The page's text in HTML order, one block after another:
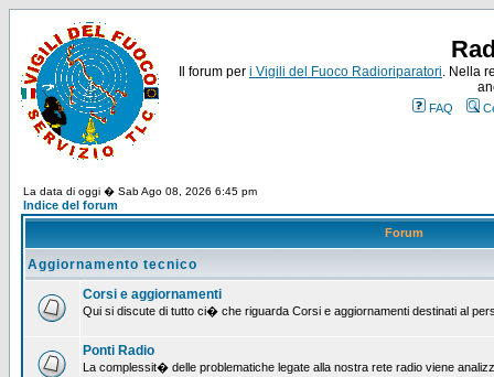
Il forum per i Vigili del Fuoco Radioriparatori. Nella
FAQ
La data di oggi � Sab Ago 08, 2026 6:45 pm
Indice del forum
Forum
Aggiornamento tecnico
Corsi e aggiornamenti
Qui si discute di tutto ci� che riguarda Corsi e aggiornamenti destinati al
Ponti Radio
La complessit� delle problematiche legate alla nostra rete radio viene